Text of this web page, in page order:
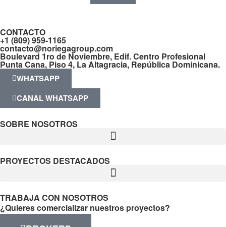
CONTACTO
+1 (809) 959-1165
contacto@noriegagroup.com
Boulevard 1ro de Noviembre, Edif. Centro Profesional
Punta Cana, Piso 4, La Altagracia, República Dominicana.
WHATSAPP
CANAL WHATSAPP
SOBRE NOSOTROS
PROYECTOS DESTACADOS
TRABAJA CON NOSOTROS
¿Quieres comercializar nuestros proyectos?